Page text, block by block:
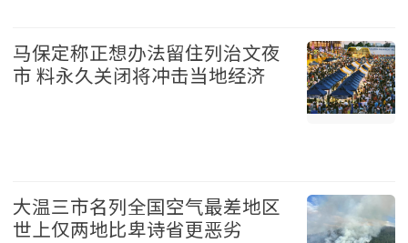
马保定称正想办法留住列治文夜
市 料永久关闭将冲击当地经济
大温三市名列全国空气最差地区
世上仅两地比卑诗省更恶劣